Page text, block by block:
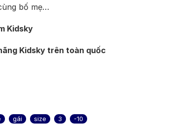
bố mẹ…
Kidsky
Kidsky trên toàn quốc
gái size 3 -10